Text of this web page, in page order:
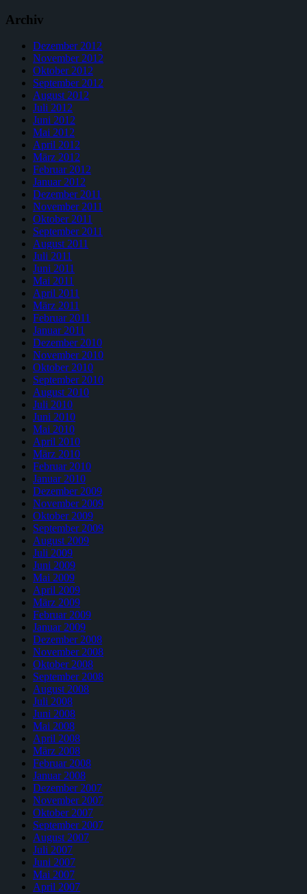
Archiv
Dezember 2012
November 2012
Oktober 2012
September 2012
August 2012
Juli 2012
Juni 2012
Mai 2012
April 2012
März 2012
Februar 2012
Januar 2012
Dezember 2011
November 2011
Oktober 2011
September 2011
August 2011
Juli 2011
Juni 2011
Mai 2011
April 2011
März 2011
Februar 2011
Januar 2011
Dezember 2010
November 2010
Oktober 2010
September 2010
August 2010
Juli 2010
Juni 2010
Mai 2010
April 2010
März 2010
Februar 2010
Januar 2010
Dezember 2009
November 2009
Oktober 2009
September 2009
August 2009
Juli 2009
Juni 2009
Mai 2009
April 2009
März 2009
Februar 2009
Januar 2009
Dezember 2008
November 2008
Oktober 2008
September 2008
August 2008
Juli 2008
Juni 2008
Mai 2008
April 2008
März 2008
Februar 2008
Januar 2008
Dezember 2007
November 2007
Oktober 2007
September 2007
August 2007
Juli 2007
Juni 2007
Mai 2007
April 2007